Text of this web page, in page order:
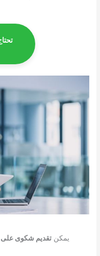
يمكن تقديم شكوى